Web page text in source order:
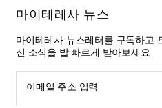
마이테레사 뉴스
마이테레사 뉴스레터를 구독하고
신 소식을 발 빠르게 받아보세요
이메일 주소 입력